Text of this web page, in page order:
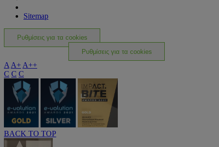
Sitemap
Ρυθμίσεις για τα cookies
Ρυθμίσεις για τα cookies
A A+ A++
C C C
BACK TO TOP